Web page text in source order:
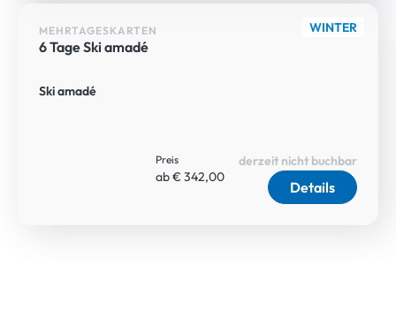
WINTER
MEHRTAGESKARTEN
6 Tage Ski amadé
Ski amadé
Preis
ab € 342,00
Details
derzeit nicht buchbar